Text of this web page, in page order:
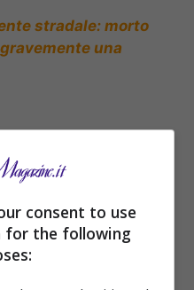
stradale: morto
una
consent to use
for the following